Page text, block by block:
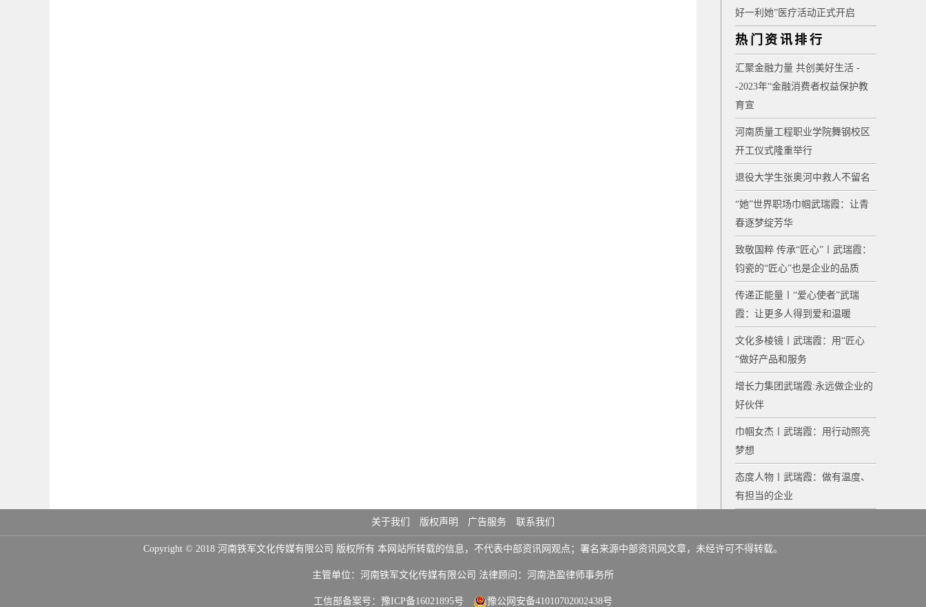
好一利她”医疗活动正式开启
热门资讯排行
汇聚金融力量 共创美好生活 -
-2023年“金融消费者权益保护教
育宣
河南质量工程职业学院舞钢校区
开工仪式隆重举行
退役大学生张奥河中救人不留名
“她”世界职场巾帼武瑞霞：让青
春逐梦绽芳华
致敬国粹 传承“匠心”〡武瑞霞：
钧瓷的“匠心”也是企业的品质
传递正能量〡“爱心使者”武瑞
霞：让更多人得到爱和温暖
文化多棱镜〡武瑞霞：用“匠心
“做好产品和服务
增长力集团武瑞霞:永远做企业的
好伙伴
巾帼女杰〡武瑞霞：用行动照亮
梦想
态度人物〡武瑞霞：做有温度、
有担当的企业
关于我们 版权声明 广告服务 联系我们
Copyright © 2018 河南铁军文化传媒有限公司 版权所有 本网站所转载的信息，不代表中部资讯网观点；署名来源中部资讯网文章，未经许可不得转载。
主管单位：河南铁军文化传媒有限公司 法律顾问：河南浩盈律师事务所
工信部备案号： 豫ICP备16021895号 豫公网安备41010702002438号